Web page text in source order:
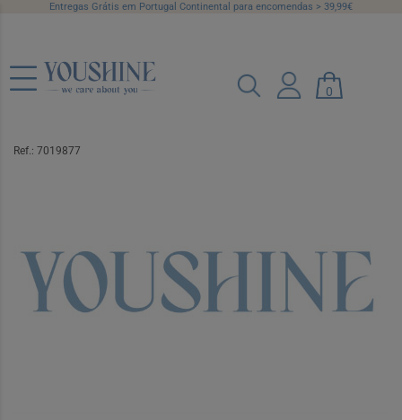
Entregas Grátis em Portugal Continental para encomendas > 39,99€
0
B Braun Proxima+ Sac Col480mlx30
Ref.: 7019877